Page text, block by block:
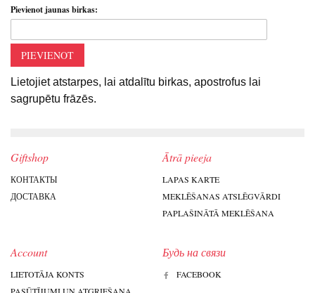
Pievienot jaunas birkas:
PIEVIENOT
Lietojiet atstarpes, lai atdalītu birkas, apostrofus lai
sagrupētu frāzēs.
Giftshop
КОНТАКТЫ
ДОСТАВКА
Ātrā pieeja
LAPAS KARTE
MEKLĒŠANAS ATSLĒGVĀRDI
PAPLAŠINĀTĀ MEKLĒŠANA
Account
LIETOTĀJA KONTS
Будь на связи
FACEBOOK